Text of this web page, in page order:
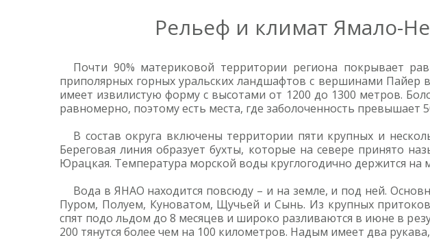
Рельеф и климат Ямало-
Почти 90% материковой территории региона покрывает
приполярных горных уральских ландшафтов с вершинами Пайер
имеет извилистую форму с высотами от 1200 до 1300 метров.
равномерно, поэтому есть места, где заболоченность превышает
В состав округа включены территории пяти крупных и
Береговая линия образует бухты, которые на севере принято
Юрацкая. Температура морской воды круглогодично держится на
Вода в ЯНАО находится повсюду – и на земле, и под ней.
Пуром, Полуем, Куноватом, Щучьей и Сынь. Из крупных
спят подо льдом до 8 месяцев и широко разливаются в июне в
200 тянутся более чем на 100 километров. Надым имеет два